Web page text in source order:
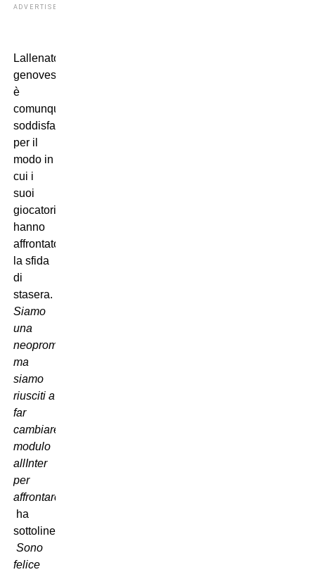
ADVERTISEMENT
Lallenatore
genovese
è
comunque
soddisfatto
per il
modo in
cui i
suoi
giocatori
hanno
affrontato
la sfida
di
stasera.
Siamo
una
neopromossa,
ma
siamo
riusciti a
far
cambiare
modulo
allInter
per
affrontarci.
 ha
sottolineato
Sono
felice